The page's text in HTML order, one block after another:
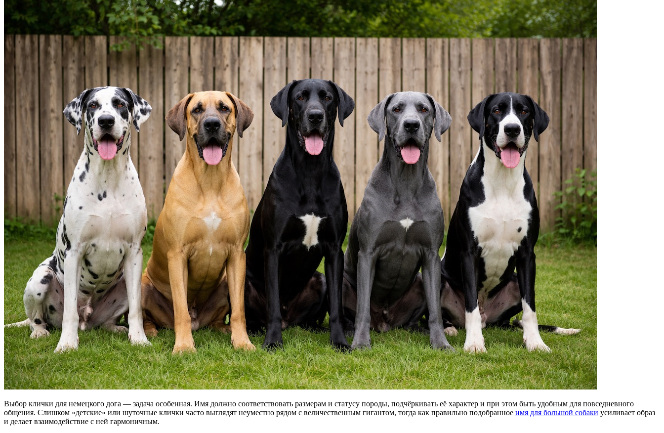
Выбор клички для немецкого дога — задача особенная. Имя должно соответствовать размерам и статусу породы, подчёркивать её характер и при этом быть удобным для повседневного
общения. Слишком «детские» или шуточные клички часто выглядят неуместно рядом с величественным гигантом, тогда как правильно подобранное имя для большой собаки усиливает образ
и делает взаимодействие с ней гармоничным.